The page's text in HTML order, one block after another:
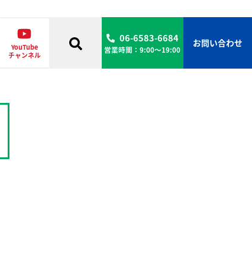
YouTube
チャンネル
06-6583-6684
営業時間：9:00〜19:00
お問い合わせ